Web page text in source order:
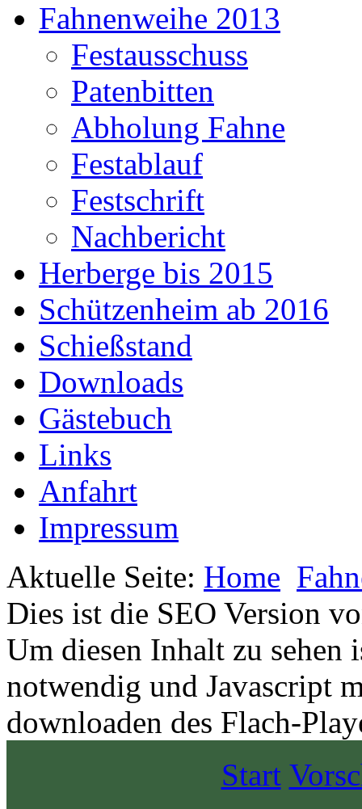
Fahnenweihe 2013
Festausschuss
Patenbitten
Abholung Fahne
Festablauf
Festschrift
Nachbericht
Herberge bis 2015
Schützenheim ab 2016
Schießstand
Downloads
Gästebuch
Links
Anfahrt
Impressum
Aktuelle Seite: Home
Dies ist die SEO Version
Um diesen Inhalt zu sehen
notwendig und Javascript
downloaden des Flach-
Start